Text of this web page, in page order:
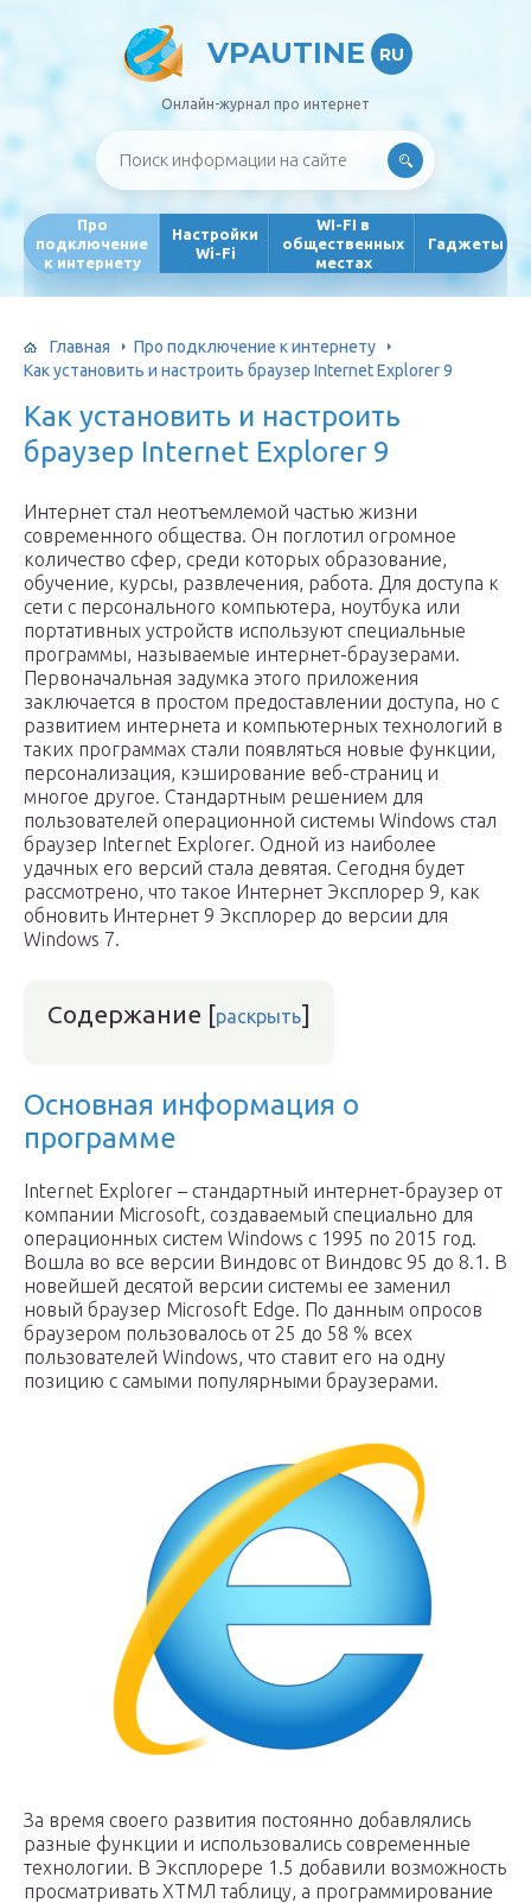
VPAUTINE RU
Онлайн-журнал про интернет
Про
подключение
к интернету
Настройки
Wi-Fi
WI-FI в
общественных
местах
Гаджеты
Главная
Про подключение к интернету
Как установить и настроить браузер Internet Explorer 9
Как установить и настроить
браузер Internet Explorer 9
Интернет стал неотъемлемой частью жизни
современного общества. Он поглотил огромное
количество сфер, среди которых образование,
обучение, курсы, развлечения, работа. Для доступа к
сети с персонального компьютера, ноутбука или
портативных устройств используют специальные
программы, называемые интернет-браузерами.
Первоначальная задумка этого приложения
заключается в простом предоставлении доступа, но с
развитием интернета и компьютерных технологий в
таких программах стали появляться новые функции,
персонализация, кэширование веб-страниц и
многое другое. Стандартным решением для
пользователей операционной системы Windows стал
браузер Internet Explorer. Одной из наиболее
удачных его версий стала девятая. Сегодня будет
рассмотрено, что такое Интернет Эксплорер 9, как
обновить Интернет 9 Эксплорер до версии для
Windows 7.
Содержание [раскрыть]
Основная информация о
программе
Internet Explorer – стандартный интернет-браузер от
компании Microsoft, создаваемый специально для
операционных систем Windows с 1995 по 2015 год.
Вошла во все версии Виндовс от Виндовс 95 до 8.1. В
новейшей десятой версии системы ее заменил
новый браузер Microsoft Edge. По данным опросов
браузером пользовалось от 25 до 58 % всех
пользователей Windows, что ставит его на одну
позицию с самыми популярными браузерами.
За время своего развития постоянно добавлялись
разные функции и использовались современные
технологии. В Эксплорере 1.5 добавили возможность
просматривать ХТМЛ таблицу, а программирование